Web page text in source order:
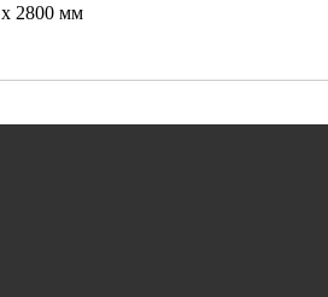
2800 мм